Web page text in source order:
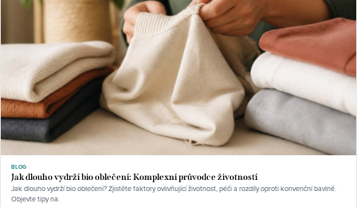
BLOG
Jak dlouho vydrží bio oblečení: Komplexní průvodce životností
Jak dlouho vydrží bio oblečení? Zjistěte faktory ovlivňující životnost, péči a rozdíly oproti konvenční bavlně.
Objevte tipy na.